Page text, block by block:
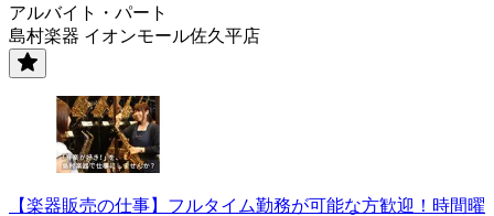
アルバイト・パート
島村楽器 イオンモール佐久平店
【楽器販売の仕事】フルタイム勤務が可能な方歓迎！時間曜